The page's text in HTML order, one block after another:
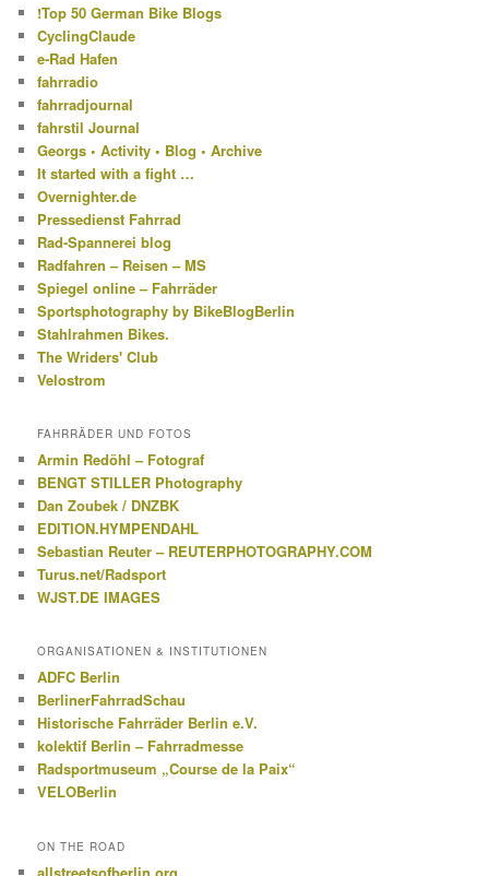
!Top 50 German Bike Blogs
CyclingClaude
e-Rad Hafen
fahrradio
fahrradjournal
fahrstil Journal
Georgs • Activity • Blog • Archive
It started with a fight …
Overnighter.de
Pressedienst Fahrrad
Rad-Spannerei blog
Radfahren – Reisen – MS
Spiegel online – Fahrräder
Sportsphotography by BikeBlogBerlin
Stahlrahmen Bikes.
The Wriders' Club
Velostrom
FAHRRÄDER UND FOTOS
Armin Redöhl – Fotograf
BENGT STILLER Photography
Dan Zoubek / DNZBK
EDITION.HYMPENDAHL
Sebastian Reuter – REUTERPHOTOGRAPHY.COM
Turus.net/Radsport
WJST.DE IMAGES
ORGANISATIONEN & INSTITUTIONEN
ADFC Berlin
BerlinerFahrradSchau
Historische Fahrräder Berlin e.V.
kolektif Berlin – Fahrradmesse
Radsportmuseum „Course de la Paix“
VELOBerlin
ON THE ROAD
allstreetsofberlin.org